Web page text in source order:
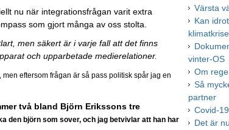
nu när integrationsfrågan varit extra
som gjort många av oss stolta.
men säkert är i varje fall att det finns
och upparbetade medierelationer.
eftersom frågan är så pass politisk spår jag en
två bland Björn Erikssons tre
den björn som sover, och jag betvivlar att han har
Värsta
Kan
vinter-OS
Om
Så
partner
Covid-
Det är